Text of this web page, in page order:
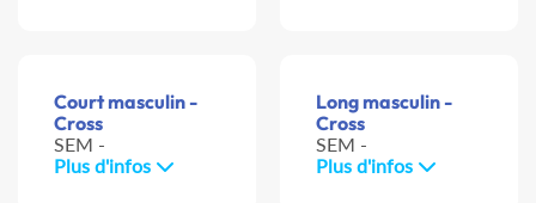
Court masculin -
Cross
SEM -
Plus d'infos
Long masculin -
Cross
SEM -
Plus d'infos